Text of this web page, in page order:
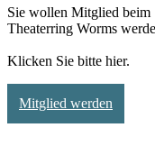
Sie wollen Mitglied beim
Theaterring Worms
Klicken Sie bitte hier.
Mitglied werden